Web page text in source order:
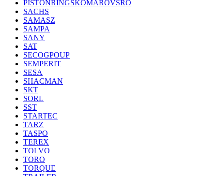
PISTONRINGSKOMAROVSRO
SACHS
SAMASZ
SAMPA
SANY
SAT
SECOGPOUP
SEMPERIT
SESA
SHACMAN
SKT
SORL
SST
STARTEC
TARZ
TASPO
TEREX
TOLVO
TORO
TORQUE